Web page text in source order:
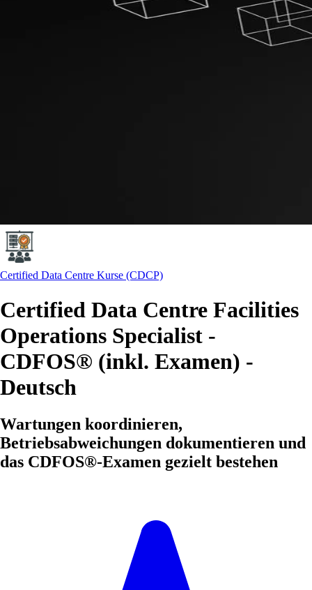
Certified Data Centre Kurse (CDCP)
Certified Data Centre Facilities
Operations Specialist -
CDFOS® (inkl. Examen) -
Deutsch
Wartungen koordinieren,
Betriebsabweichungen dokumentieren und
das CDFOS®-Examen gezielt bestehen